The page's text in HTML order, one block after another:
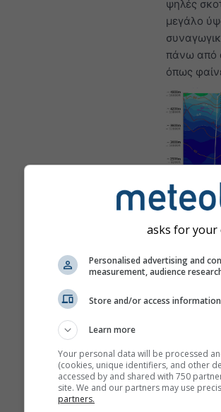
ψηλές
μεγάλο
πάνω από
όπως
συνθηκών
Τέτοιες
σχεδόν
asks for your
Personalised advertising and
measurement, audience
Store and/or access
Learn more
Your personal data will be processed
(cookies, unique identifiers, and other
accessed by and shared with 750
site. We and our partners may use
partners.